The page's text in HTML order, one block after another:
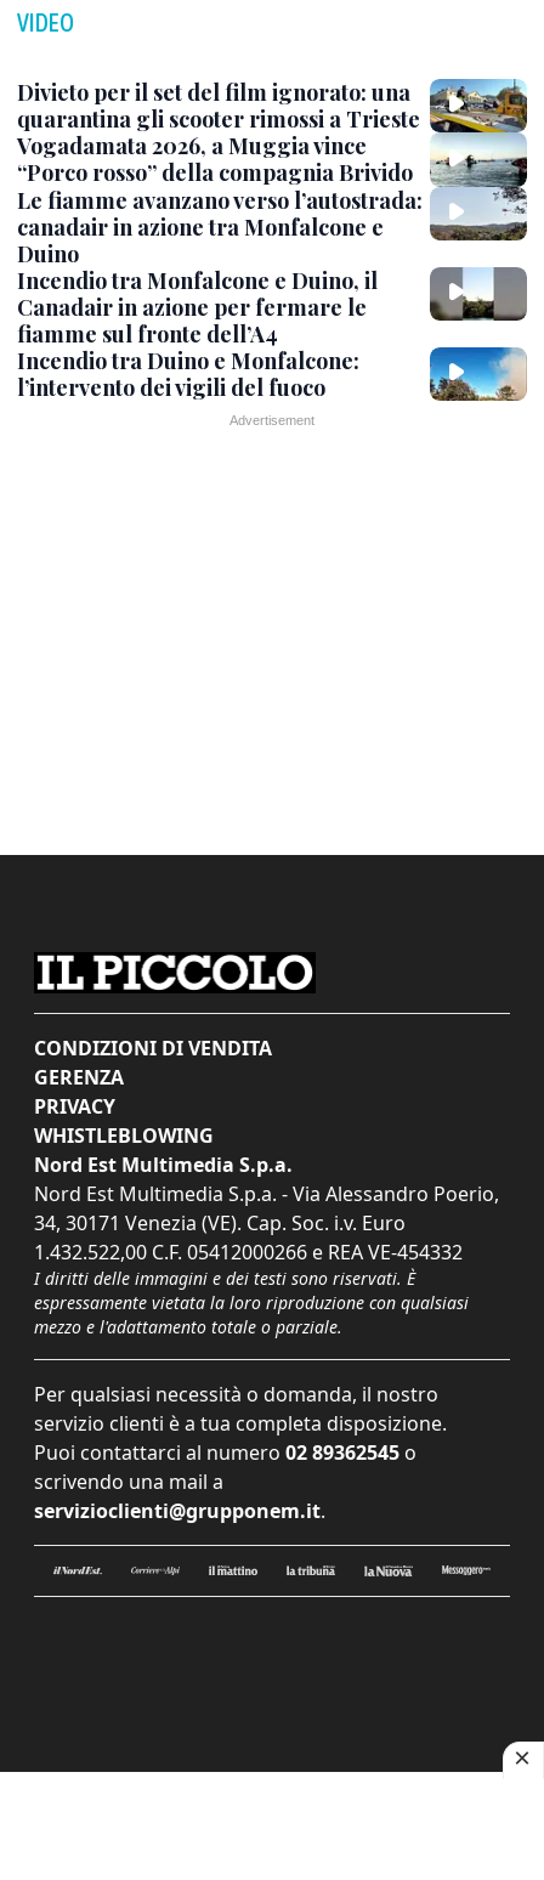
VIDEO
Divieto per il set del film ignorato: una
quarantina gli scooter rimossi a Trieste
Vogadamata 2026, a Muggia vince
“Porco rosso” della compagnia Brivido
Le fiamme avanzano verso l’autostrada:
canadair in azione tra Monfalcone e
Duino
Incendio tra Monfalcone e Duino, il
Canadair in azione per fermare le
fiamme sul fronte dell’A4
Incendio tra Duino e Monfalcone:
l’intervento dei vigili del fuoco
CONDIZIONI DI VENDITA
GERENZA
PRIVACY
WHISTLEBLOWING
Nord Est Multimedia S.p.a.
Nord Est Multimedia S.p.a. - Via Alessandro Poerio,
34, 30171 Venezia (VE). Cap. Soc. i.v. Euro
1.432.522,00 C.F. 05412000266 e REA VE-454332
I diritti delle immagini e dei testi sono riservati. È
espressamente vietata la loro riproduzione con qualsiasi
mezzo e l'adattamento totale o parziale.
Per qualsiasi necessità o domanda, il nostro
servizio clienti è a tua completa disposizione.
Puoi contattarci al numero 02 89362545 o
scrivendo una mail a
servizioclienti@grupponem.it.